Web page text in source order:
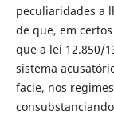
peculiaridades a
de que, em
que a lei 12.850/
sistema
facie, nos